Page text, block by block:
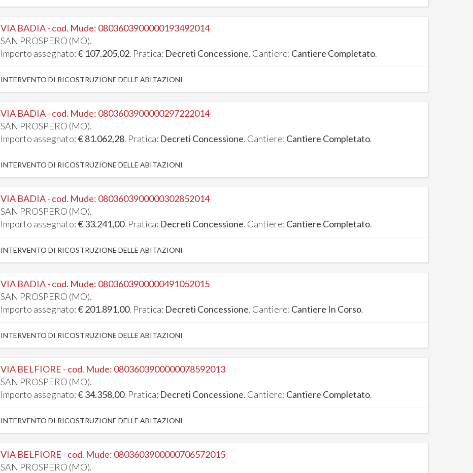
VIA BADIA - cod. Mude: 0803603900000193492014
SAN PROSPERO (MO).
Importo assegnato:€ 107.205,02. Pratica: Decreti Concessione. Cantiere: Cantiere Completato.
INTERVENTO DI RICOSTRUZIONE DELLE ABITAZIONI
VIA BADIA - cod. Mude: 0803603900000297222014
SAN PROSPERO (MO).
Importo assegnato:€ 81.062,28. Pratica: Decreti Concessione. Cantiere: Cantiere Completato.
INTERVENTO DI RICOSTRUZIONE DELLE ABITAZIONI
VIA BADIA - cod. Mude: 0803603900000302852014
SAN PROSPERO (MO).
Importo assegnato:€ 33.241,00. Pratica: Decreti Concessione. Cantiere: Cantiere Completato.
INTERVENTO DI RICOSTRUZIONE DELLE ABITAZIONI
VIA BADIA - cod. Mude: 0803603900000491052015
SAN PROSPERO (MO).
Importo assegnato:€ 201.891,00. Pratica: Decreti Concessione. Cantiere: Cantiere In Corso.
INTERVENTO DI RICOSTRUZIONE DELLE ABITAZIONI
VIA BELFIORE - cod. Mude: 0803603900000078592013
SAN PROSPERO (MO).
Importo assegnato:€ 34.358,00. Pratica: Decreti Concessione. Cantiere: Cantiere Completato.
INTERVENTO DI RICOSTRUZIONE DELLE ABITAZIONI
VIA BELFIORE - cod. Mude: 0803603900000706572015
SAN PROSPERO (MO).